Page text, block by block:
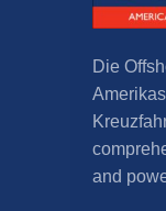
Die
and